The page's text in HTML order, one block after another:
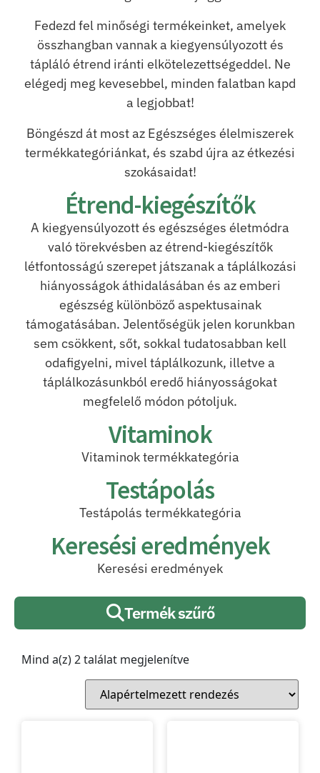
Fedezd fel minőségi termékeinket, amelyek
összhangban vannak a kiegyensúlyozott és
tápláló étrend iránti elkötelezettségeddel. Ne
elégedj meg kevesebbel, minden falatban kapd
a legjobbat!
Böngészd át most az Egészséges élelmiszerek
termékkategóriánkat, és szabd újra az étkezési
szokásaidat!
Étrend-kiegészítők
A kiegyensúlyozott és egészséges életmódra
való törekvésben az étrend-kiegészítők
létfontosságú szerepet játszanak a táplálkozási
hiányosságok áthidalásában és az emberi
egészség különböző aspektusainak
támogatásában. Jelentőségük jelen korunkban
sem csökkent, sőt, sokkal tudatosabban kell
odafigyelni, mivel táplálkozunk, illetve a
táplálkozásunkból eredő hiányosságokat
megfelelő módon pótoljuk.
Vitaminok
Vitaminok termékkategória
Testápolás
Testápolás termékkategória
Keresési eredmények
Keresési eredmények
Termék szűrő
Mind a(z) 2 találat megjelenítve